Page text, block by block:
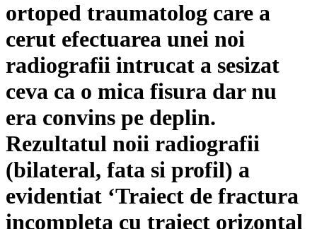
ortoped traumatolog care a
cerut efectuarea unei noi
radiografii intrucat a sesizat
ceva ca o mica fisura dar nu
era convins pe deplin.
Rezultatul noii radiografii
(bilateral, fata si profil) a
evidentiat ‘Traiect de fractura
incompleta cu traiect orizontal